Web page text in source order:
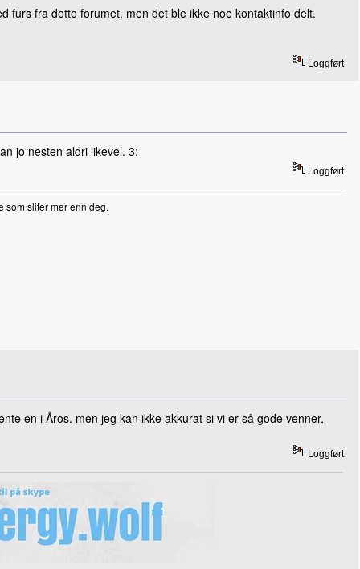
furs fra dette forumet, men det ble ikke noe kontaktinfo delt.
Loggført
jo nesten aldri likevel. 3:
Loggført
som sliter mer enn deg.
en i Åros. men jeg kan ikke akkurat si vi er så gode venner,
Loggført